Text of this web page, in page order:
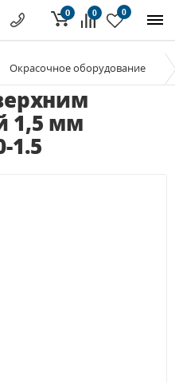
0 0
0
Окрасочное оборудование
1,5 мм
1.5